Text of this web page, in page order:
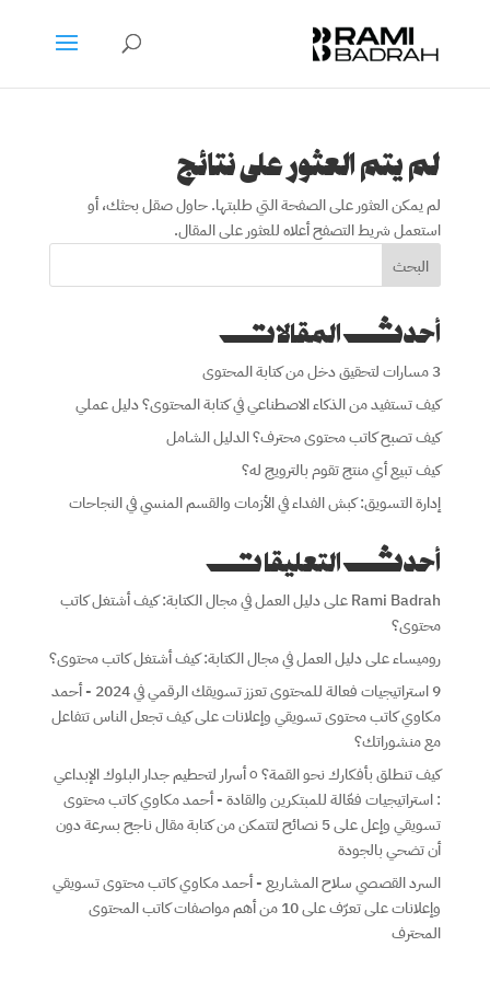
لم يتم العثور على نتائج
لم يمكن العثور على الصفحة التي طلبتها. حاول صقل بحثك، أو
استعمل شريط التصفح أعلاه للعثور على المقال.
البحث
أحدث المقالات
3 مسارات لتحقيق دخل من كتابة المحتوى
كيف تستفيد من الذكاء الاصطناعي في كتابة المحتوى؟ دليل عملي
كيف تصبح كاتب محتوى محترف؟ الدليل الشامل
كيف تبيع أي منتج تقوم بالترويج له؟
إدارة التسويق: كبش الفداء في الأزمات والقسم المنسي في النجاحات
أحدث التعليقات
Rami Badrahعلىدليل العمل في مجال الكتابة: كيف أشتغل كاتب
محتوى؟
روميساءعلىدليل العمل في مجال الكتابة: كيف أشتغل كاتب محتوى؟
9 استراتيجيات فعالة للمحتوى تعزز تسويقك الرقمي في 2024 - أحمد
مكاوي كاتب محتوى تسويقي وإعلاناتعلىكيف تجعل الناس تتفاعل
مع منشوراتك؟
كيف تنطلق بأفكارك نحو القمة؟ ٥ أسرار لتحطيم جدار البلوك الإبداعي
: استراتيجيات فعّالة للمبتكرين والقادة - أحمد مكاوي كاتب محتوى
تسويقي وإعلعلى
5 نصائح لتتمكن من كتابة مقال ناجح بسرعة دون
أن تضحي بالجودة
السرد القصصي سلاح المشاريع - أحمد مكاوي كاتب محتوى تسويقي
وإعلاناتعلى
تعرّف على 10 من أهم مواصفات كاتب المحتوى
المحترف